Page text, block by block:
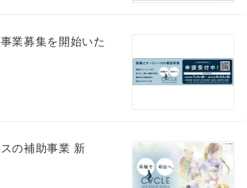
業募集を開始いた
の補助事業 新